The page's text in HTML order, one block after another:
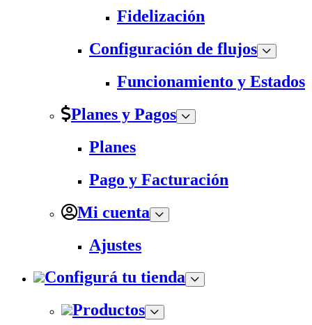
Fidelización
Configuración de flujos
Funcionamiento y Estados
Planes y Pagos
Planes
Pago y Facturación
Mi cuenta
Ajustes
Configurá tu tienda
Productos